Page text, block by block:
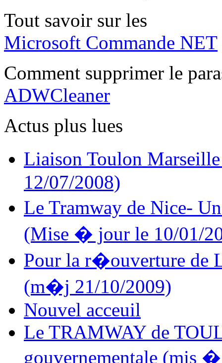
Tout savoir sur les
Microsoft Commande NET
Comment supprimer le
ADWCleaner
Actus plus lues
Liaison Toulon
12/07/2008)
Le Tramway de Nice-
(Mise � jour le 10/01/
Pour la r�ouverture de
(m�j 21/10/2009)
Nouvel acceuil
Le TRAMWAY de
gouvernementale (mis